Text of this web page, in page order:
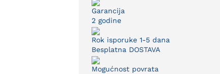
Garancija
2 godine
Rok isporuke 1-5 dana
Besplatna DOSTAVA
Mogućnost povrata